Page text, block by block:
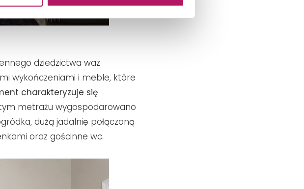
dziedzictwa waz
wykończeniami i meble, które
charakteryzuje się
metrażu wygospodarowano
dużą jadalnię połączoną
oraz gościnne wc.